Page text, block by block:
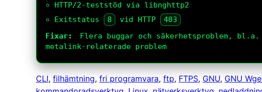
HTTP/2-teststöd via libnghttp2
Exitstatus
8 vid HTTP
403
Fixar:
Flera buggar och säkerhetsproblem,
metalink-relaterade problem
CLI, filhämtning, fri programvara, ftp, FTPS, GNU, GNU